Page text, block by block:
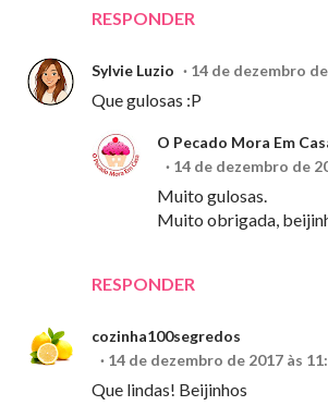
RESPONDER
Sylvie Luzio 14 de dezembro
Que gulosas :P
RESPONDER
O Pecado Mora Em
14 de dezembro de
Muito gulosas.
Muito obrigada,
cozinha100segredos
14 de dezembro de 2017 às
Que lindas! Beijinhos